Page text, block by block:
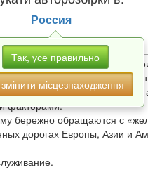
Россия
Так, усе правильно
місцезнаходження
утилизацией, после
любая
После ремонта
предоставляют
магазина также укажет
факторами:
бережно обращаются с
дорогах Европы, Азии и